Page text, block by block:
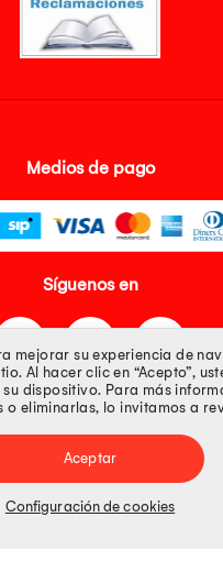
Medios de pago
Síguenos en
100% Segura
R.U.C. Nº 20493020618. Todos
en www.oechsle.pe. Precios
mejorar su experiencia de
Al hacer clic en “Acepto”,
su dispositivo. Para más
eliminarlas, lo invitamos a
Aceptar
Configuración de cookies